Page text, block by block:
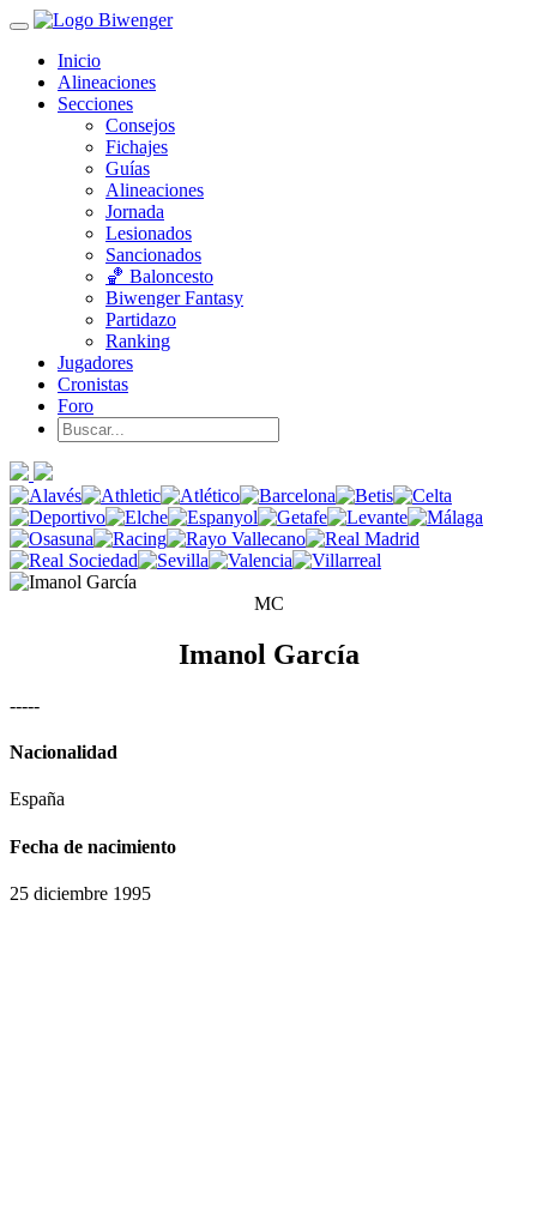
Inicio
Alineaciones
Secciones
Consejos
Fichajes
Guías
Alineaciones
Jornada
Lesionados
Sancionados
🏀 Baloncesto
Biwenger Fantasy
Partidazo
Ranking
Jugadores
Cronistas
Foro
MC
Imanol García
-----
Nacionalidad
España
Fecha de nacimiento
25 diciembre 1995